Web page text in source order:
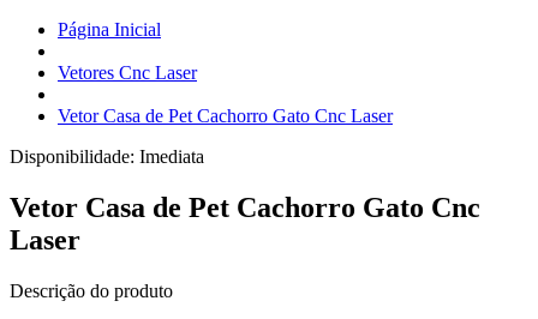
Página Inicial
Vetores Cnc Laser
Vetor Casa de Pet Cachorro Gato Cnc Laser
Disponibilidade: Imediata
Vetor Casa de Pet Cachorro Gato Cnc
Laser
Descrição do produto